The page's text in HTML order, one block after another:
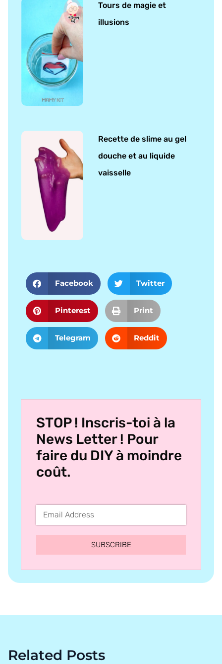
Tours de magie et
illusions
Recette de slime au gel
douche et au liquide
vaisselle
Facebook Twitter
Pinterest Print
Telegram Reddit
STOP ! Inscris-toi à la
News Letter ! Pour
faire du DIY à moindre
coût.
SUBSCRIBE
Related Posts